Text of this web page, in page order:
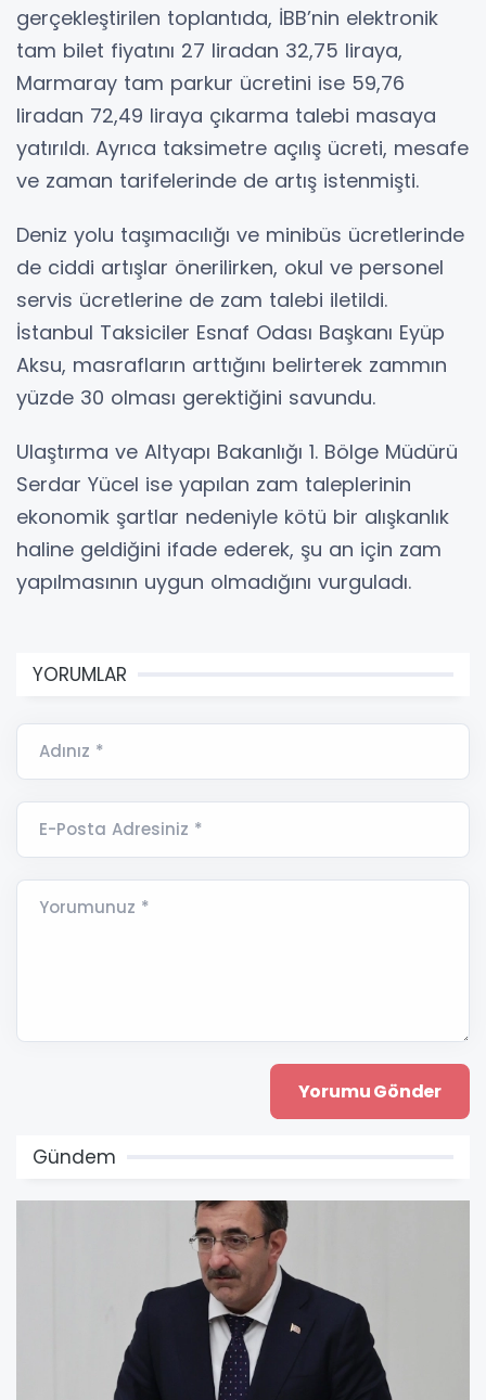
gerçekleştirilen toplantıda, İBB’nin elektronik
tam bilet fiyatını 27 liradan 32,75 liraya,
Marmaray tam parkur ücretini ise 59,76
liradan 72,49 liraya çıkarma talebi masaya
yatırıldı. Ayrıca taksimetre açılış ücreti, mesafe
ve zaman tarifelerinde de artış istenmişti.
Deniz yolu taşımacılığı ve minibüs ücretlerinde
de ciddi artışlar önerilirken, okul ve personel
servis ücretlerine de zam talebi iletildi.
İstanbul Taksiciler Esnaf Odası Başkanı Eyüp
Aksu, masrafların arttığını belirterek zammın
yüzde 30 olması gerektiğini savundu.
Ulaştırma ve Altyapı Bakanlığı 1. Bölge Müdürü
Serdar Yücel ise yapılan zam taleplerinin
ekonomik şartlar nedeniyle kötü bir alışkanlık
haline geldiğini ifade ederek, şu an için zam
yapılmasının uygun olmadığını vurguladı.
YORUMLAR
Adınız *
E-Posta Adresiniz *
Yorumunuz *
Gündem